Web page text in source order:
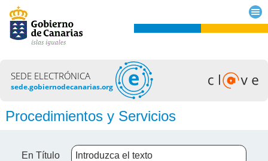
SEDE ELECTRÓNICA
sede.gobiernodecanarias.org
Procedimientos y Servicios
En Título